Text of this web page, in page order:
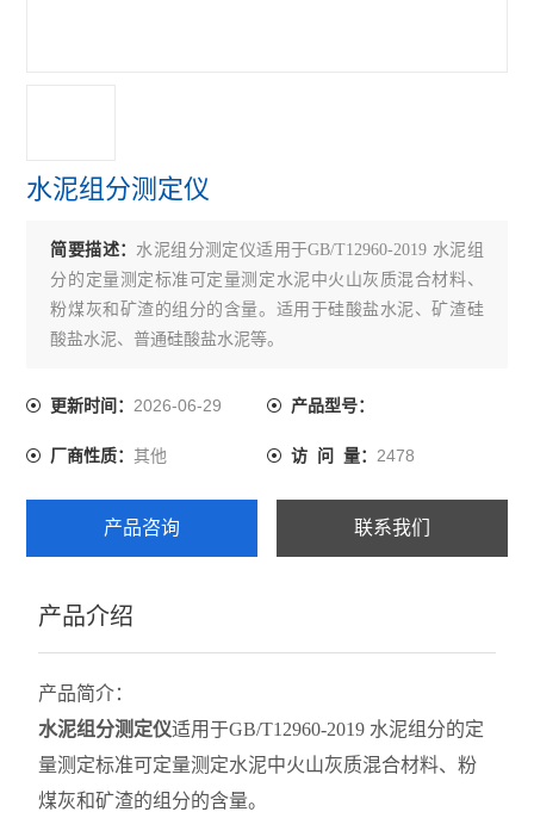
水泥氯离子分析仪
水泥游离氧化钙测定仪
水泥净浆稠度仪 水泥净浆漏斗
水泥稠度仪
雷氏夹测定仪
雷氏沸煮箱
水泥胶砂流动度
水泥胶砂振实台
水泥搅拌机
水泥组分测定仪
简要描述： 水泥组分测定仪适用于GB/T12960-2019 水泥组
分的定量测定标准可定量测定水泥中火山灰质混合材料、
粉煤灰和矿渣的组分的含量。适用于硅酸盐水泥、矿渣硅
酸盐水泥、普通硅酸盐水泥等。
更新时间：2026-06-29 产品型号：
厂商性质：其他 访 问 量： 2478
产品咨询 联系我们
产品介绍
产品简介：
水泥组分测定仪适用于GB/T12960-2019 水泥组分的定
量测定标准可定量测定水泥中火山灰质混合材料、粉
煤灰和矿渣的组分的含量。